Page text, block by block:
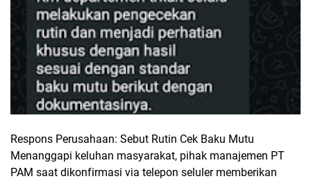
Respons Perusahaan: Sebut Rutin Cek Baku Mutu
Menanggapi keluhan masyarakat, pihak manajemen PT
PAM saat dikonfirmasi via telepon seluler memberikan